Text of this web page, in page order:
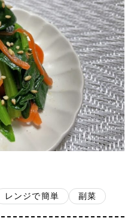
レンジで簡単 副菜